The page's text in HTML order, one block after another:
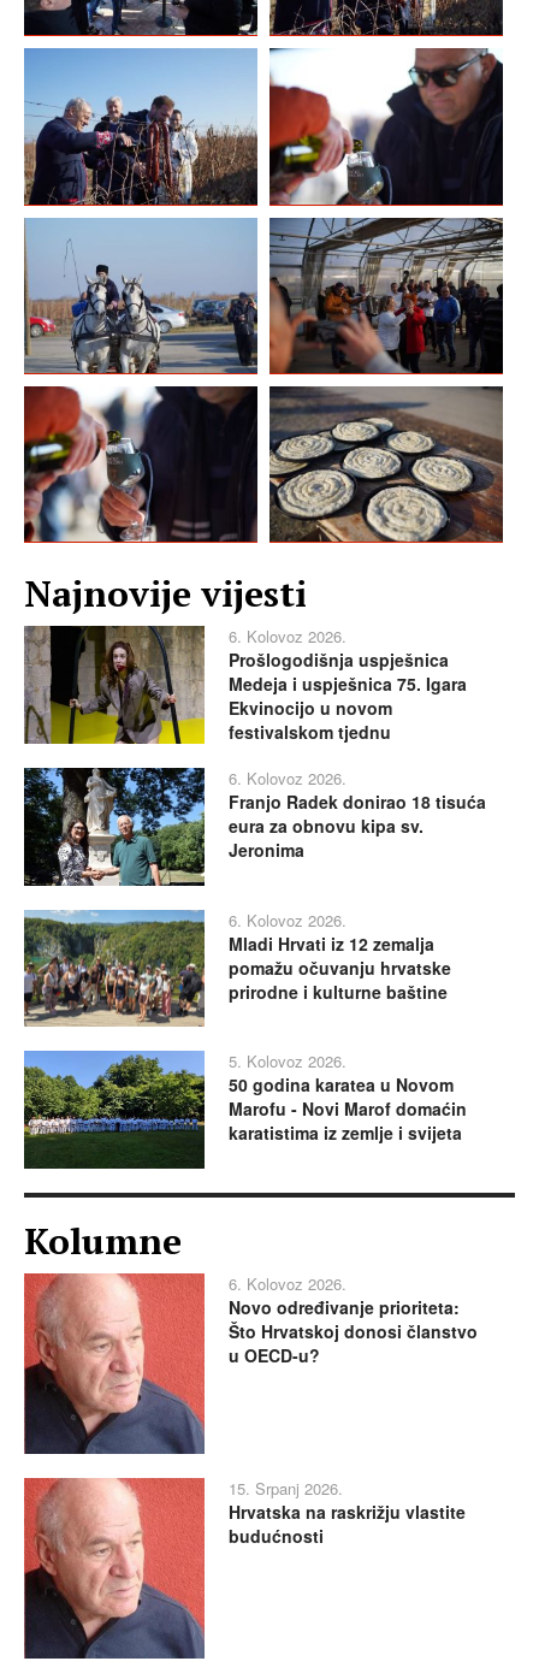
Najnovije vijesti
6. Kolovoz 2026.
Prošlogodišnja uspješnica
Medeja i uspješnica 75. Igara
Ekvinocijo u novom
festivalskom tjednu
6. Kolovoz 2026.
Franjo Radek donirao 18 tisuća
eura za obnovu kipa sv.
Jeronima
6. Kolovoz 2026.
Mladi Hrvati iz 12 zemalja
pomažu očuvanju hrvatske
prirodne i kulturne baštine
5. Kolovoz 2026.
50 godina karatea u Novom
Marofu - Novi Marof domaćin
karatistima iz zemlje i svijeta
Kolumne
6. Kolovoz 2026.
Novo određivanje prioriteta:
Što Hrvatskoj donosi članstvo
u OECD-u?
15. Srpanj 2026.
Hrvatska na raskrižju vlastite
budućnosti